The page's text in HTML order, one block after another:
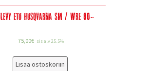
etu Husqvarna SM / WRE 00-
75,00€ sis alv 25.5%
Lisää ostoskoriin